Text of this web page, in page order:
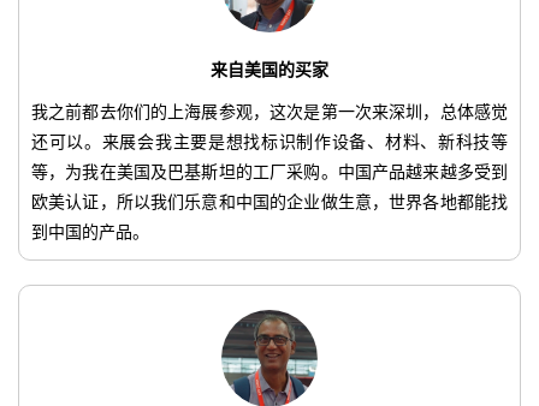
来自美国的买家
我之前都去你们的上海展参观，这次是第一次来深圳，总体感觉
还可以。来展会我主要是想找标识制作设备、材料、新科技等
等，为我在美国及巴基斯坦的工厂采购。中国产品越来越多受到
欧美认证，所以我们乐意和中国的企业做生意，世界各地都能找
到中国的产品。